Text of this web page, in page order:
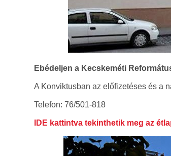
Ebédeljen a Kecskeméti
A Konviktusban az előfizetéses és a
Telefon: 76/501-818
lDE kattintva tekinthetik meg az